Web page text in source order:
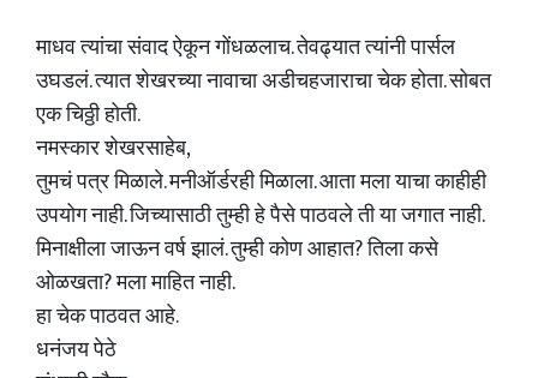
माधव त्यांचा संवाद ऐकून गोंधळलाच. तेवढ्यात त्यांनी पार्सल
उघडलं. त्यात शेखरच्या नावाचा अडीचहजाराचा चेक होता. सोबत
एक चिठ्ठी होती.
नमस्कार शेखरसाहेब,
तुमचं पत्र मिळाले. मनीऑर्डरही मिळाला. आता मला याचा काहीही
उपयोग नाही. जिच्यासाठी तुम्ही हे पैसे पाठवले ती या जगात नाही.
मिनाक्षीला जाऊन वर्ष झालं. तुम्ही कोण आहात? तिला कसे
ओळखता? मला माहित नाही.
हा चेक पाठवत आहे.
धनंजय पेठे